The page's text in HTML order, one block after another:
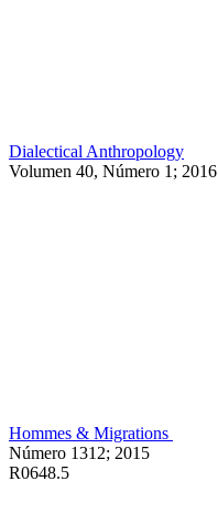
Dialectical Anthropology
Volumen 40, Número 1; 2016
Hommes & Migrations
Número 1312; 2015
R0648.5